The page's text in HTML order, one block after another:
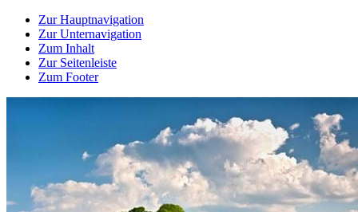
Zur Hauptnavigation
Zur Unternavigation
Zum Inhalt
Zur Seitenleiste
Zum Footer